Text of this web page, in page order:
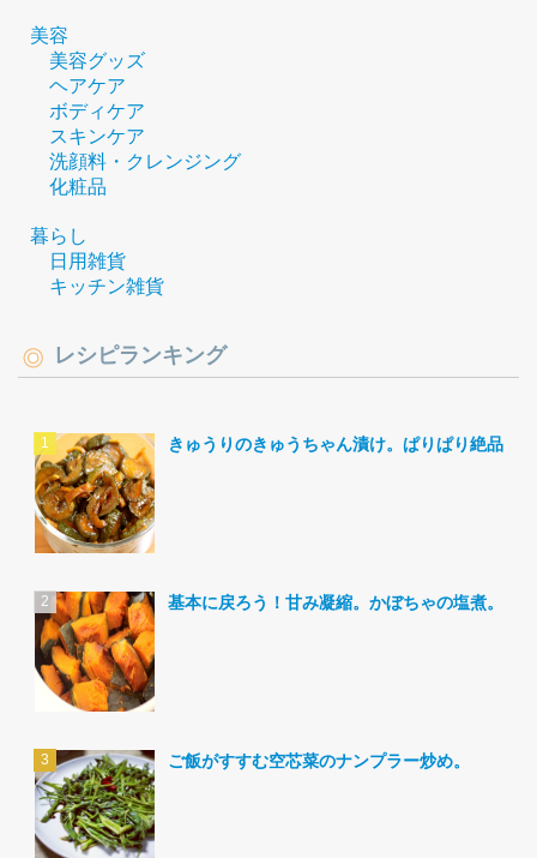
美容
美容グッズ
ヘアケア
ボディケア
スキンケア
洗顔料・クレンジング
化粧品
暮らし
日用雑貨
キッチン雑貨
レシピランキング
きゅうりのきゅうちゃん漬け。ぱりぱり絶品。
基本に戻ろう！甘み凝縮。かぼちゃの塩煮。
ご飯がすすむ空芯菜のナンプラー炒め。